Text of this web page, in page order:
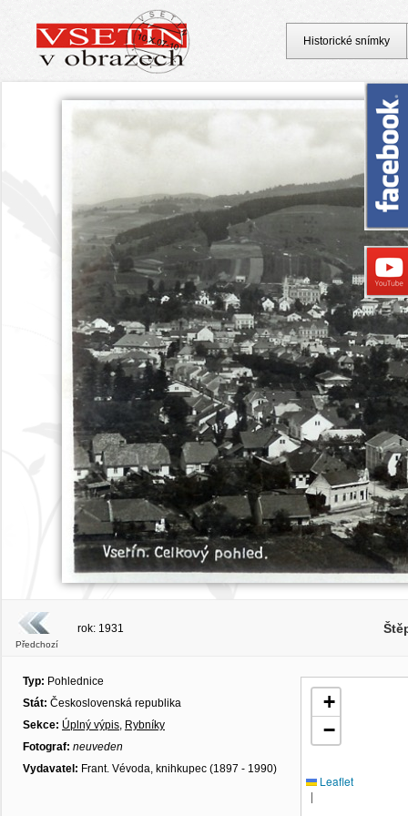
Předchozí
rok: 1931
Typ: Pohlednice
Stát: Československá republika
Sekce: Úplný výpis, Rybníky
Fotograf: neuveden
Vydavatel: Frant. Vévoda, knihkupec (1897 - 1990)
+
−
Leaflet
|
Historické snímky